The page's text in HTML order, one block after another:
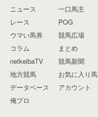
ニュース
レース
ウマい馬券
コラム
netkeibaTV
地方競馬
データベース
俺プロ
一口馬主
POG
競馬広場
まとめ
競馬新聞
お気に入り馬
アカウント